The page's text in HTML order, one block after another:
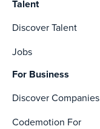
Talent
Discover Talent
Jobs
For Business
Discover Companies
Codemotion For